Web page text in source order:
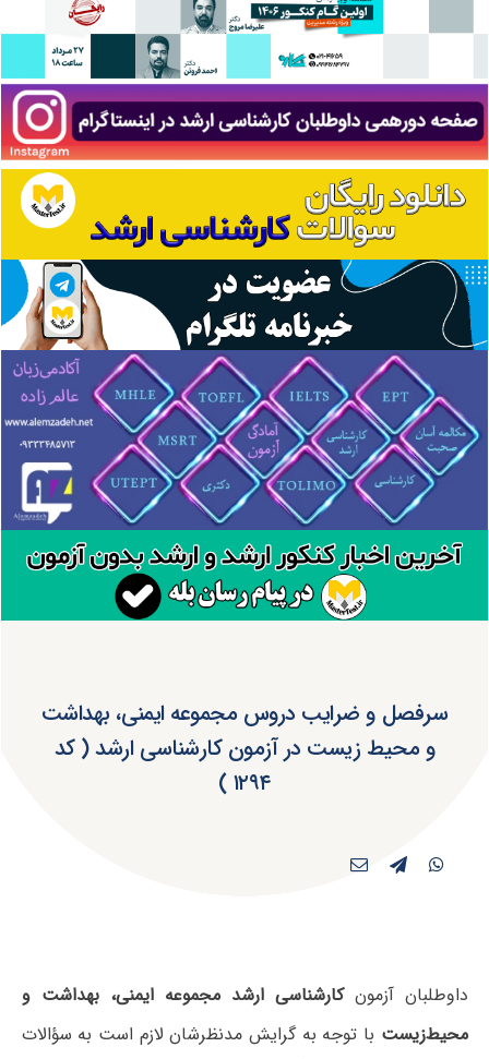
سرفصل و ضرایب دروس مجموعه ایمنی، بهداشت
و محیط‌ زیست در آزمون کارشناسی ارشد ( کد
۱۲۹۴ )
داوطلبان آزمونکارشناسی ارشد مجموعه ایمنی، بهداشت و
محیط‌زیست با توجه به گرایش مدنظرشان لازم است به سؤالات